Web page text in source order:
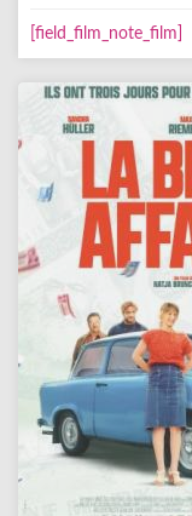
[field_film_note_film]